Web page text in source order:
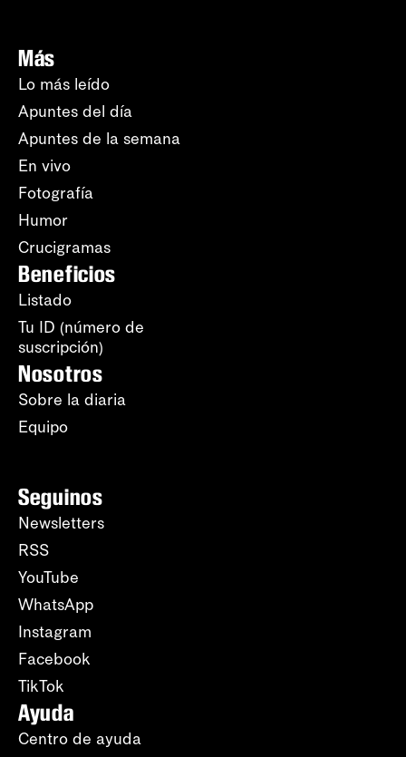
Más
Lo más leído
Apuntes del día
Apuntes de la semana
En vivo
Fotografía
Humor
Crucigramas
Beneficios
Listado
Tu ID (número de
suscripción)
Nosotros
Sobre la diaria
Equipo
Seguinos
Newsletters
RSS
YouTube
WhatsApp
Instagram
Facebook
TikTok
Ayuda
Centro de ayuda